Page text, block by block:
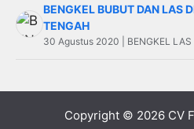
BENGKEL BUBUT DAN LAS
TENGAH
30 Agustus 2020 | BENGKEL LAS
Copyright © 2026 CV